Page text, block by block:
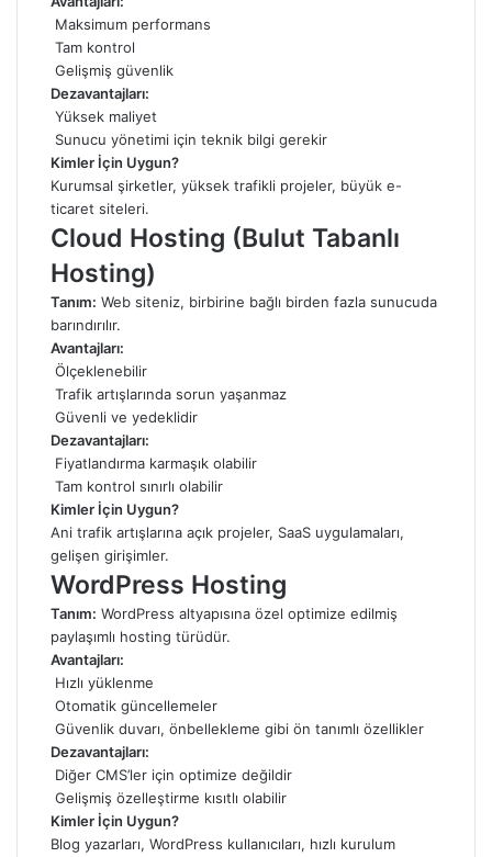
Maksimum performans
Tam kontrol
Gelişmiş güvenlik
Dezavantajları:
Yüksek maliyet
Sunucu yönetimi için teknik bilgi gerekir
Kimler İçin Uygun?
Kurumsal şirketler, yüksek trafikli projeler, büyük e-
ticaret siteleri.
Cloud Hosting (Bulut Tabanlı
Hosting)
Tanım: Web siteniz, birbirine bağlı birden fazla sunucuda
barındırılır.
Avantajları:
Ölçeklenebilir
Trafik artışlarında sorun yaşanmaz
Güvenli ve yedeklidir
Dezavantajları:
Fiyatlandırma karmaşık olabilir
Tam kontrol sınırlı olabilir
Kimler İçin Uygun?
Ani trafik artışlarına açık projeler, SaaS uygulamaları,
gelişen girişimler.
WordPress Hosting
Tanım: WordPress altyapısına özel optimize edilmiş
paylaşımlı hosting türüdür.
Avantajları:
Hızlı yüklenme
Otomatik güncellemeler
Güvenlik duvarı, önbellekleme gibi ön tanımlı özellikler
Dezavantajları:
Diğer CMS’ler için optimize değildir
Gelişmiş özelleştirme kısıtlı olabilir
Kimler İçin Uygun?
Blog yazarları, WordPress kullanıcıları, hızlı kurulum